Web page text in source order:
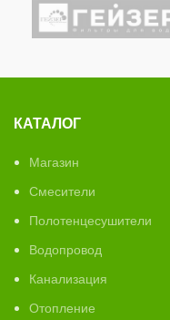
КАТАЛОГ
Магазин
Смесители
Полотенцесушители
Водопровод
Канализация
Отопление